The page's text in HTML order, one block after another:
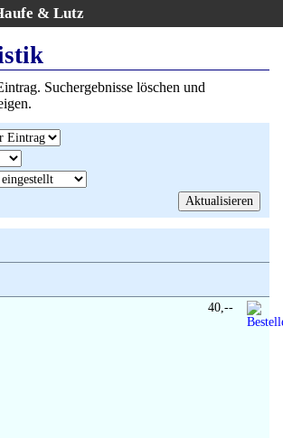
& Lutz
Suchergebnisse löschen und
40,--